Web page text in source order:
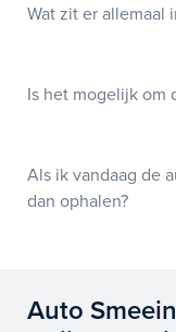
Wat zit er allemaal
Is het mogelijk om
Als ik vandaag de
dan ophalen?
Auto